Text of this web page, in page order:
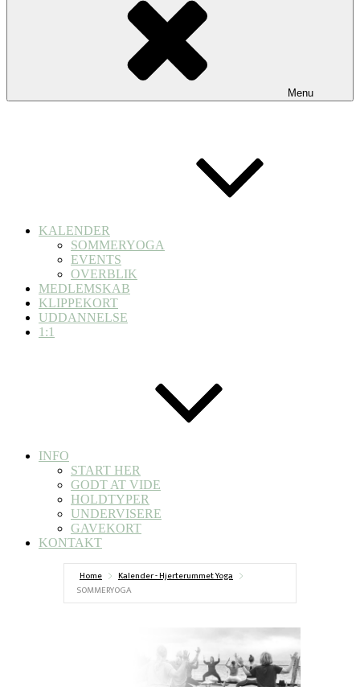
Menu
KALENDER
SOMMERYOGA
EVENTS
OVERBLIK
MEDLEMSKAB
KLIPPEKORT
UDDANNELSE
1:1
INFO
START HER
GODT AT VIDE
HOLDTYPER
UNDERVISERE
GAVEKORT
KONTAKT
Home
Kalender - Hjerterummet Yoga
SOMMERYOGA